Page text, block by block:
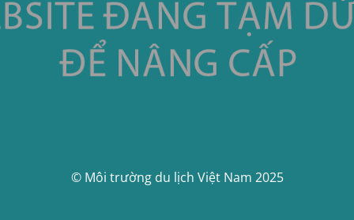
© Môi trường du lịch Việt Nam 2025